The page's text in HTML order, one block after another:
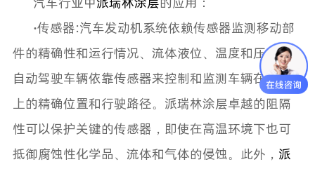
·传感器:汽车发动机系统依赖传感器监测移动部
件的精确性和运行情况、流体液位、温度和压力。
自动驾驶车辆依靠传感器来控制和监测车辆在道路
上的精确位置和行驶路径。派瑞林涂层卓越的阻隔
性可以保护关键的传感器，即使在高温环境下也可
抵御腐蚀性化学品、流体和气体的侵蚀。此外， 派